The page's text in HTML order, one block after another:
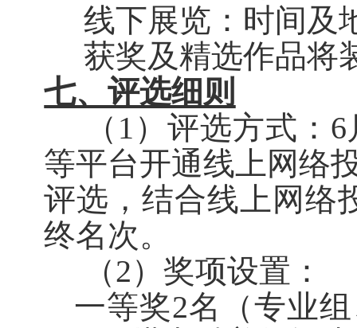
线下展览：时间及
获奖及精选作品将
七、评选细则
（ 1）评选方式：
等平台开通线上网络
评选，结合线上网络
终名次。
（2）奖项设置：
一等奖2名（专业